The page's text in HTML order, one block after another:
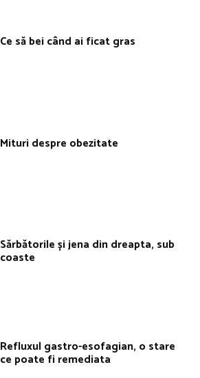
Ce să bei când ai ficat gras
Mituri despre obezitate
Sărbătorile și jena din dreapta, sub
coaste
Refluxul gastro-esofagian, o stare
ce poate fi remediata